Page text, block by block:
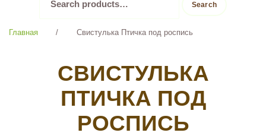
for:
Search
Главная / Свистулька Птичка под роспись
СВИСТУЛЬКА
ПТИЧКА ПОД
РОСПИСЬ